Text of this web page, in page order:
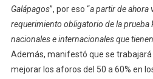
Galápagos”, por eso “a partir de ahora
requerimiento obligatorio de la prueba
nacionales e internacionales que
Además, manifestó que se
mejorar los aforos del 50 a 60% en